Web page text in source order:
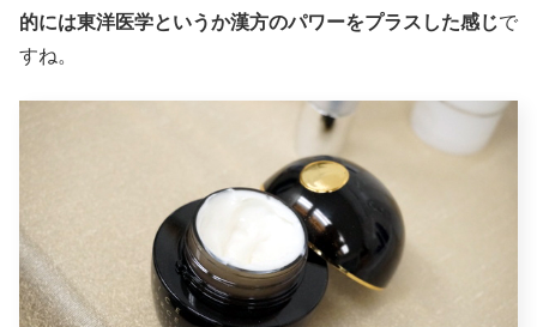
的には東洋医学というか漢方のパワーをプラスした感じで
すね。